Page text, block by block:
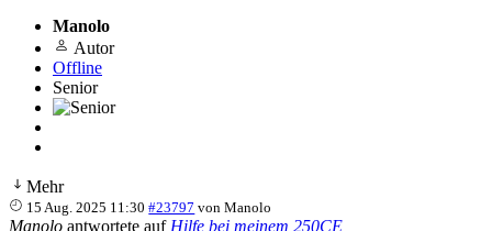
Manolo
Autor
Offline
Senior
Mehr
15 Aug. 2025 11:30 #23797 vonManolo
Manolo antwortete auf Hilfe bei meinem 250CE